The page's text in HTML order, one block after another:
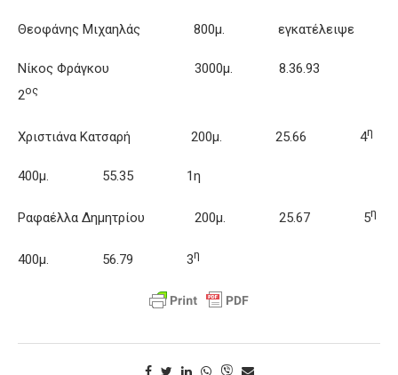
Θεοφάνης Μιχαηλάς 800μ. εγκατέλειψε
Νίκος Φράγκου 3000μ. 8.36.93
2ος
Χριστιάνα Κατσαρή 200μ. 25.66 4η
400μ. 55.35 1η
Ραφαέλλα Δημητρίου 200μ. 25.67 5η
400μ. 56.79 3η